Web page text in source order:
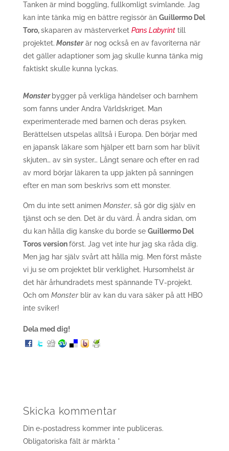
Tanken är mind boggling, fullkomligt svimlande. Jag
kan inte tänka mig en bättre regissör än Guillermo Del
Toro,skaparen av mästerverket Pans Labyrint till
projektet. Monsterär nog också en av favoriterna när
det gäller adaptioner som jag skulle kunna tänka mig
faktiskt skulle kunna lyckas.
Monster bygger på verkliga händelser och barnhem
som fanns under Andra Världskriget. Man
experimenterade med barnen och deras psyken.
Berättelsen utspelas alltså i Europa. Den börjar med
en japansk läkare som hjälper ett barn som har blivit
skjuten… av sin syster… Långt senare och efter en rad
av mord börjar läkaren ta upp jakten på sanningen
efter en man som beskrivs som ett monster.
Om du inte sett animen Monster, så gör dig själv en
tjänst och se den. Det är du värd. Å andra sidan, om
du kan hålla dig kanske du borde se Guillermo Del
Toros versionförst. Jag vet inte hur jag ska råda dig.
Men jag har själv svårt att hålla mig. Men först måste
vi ju se om projektet blir verklighet. Hursomhelst är
det här århundradets mest spännande TV-projekt.
Och om Monsterblir av kan du vara säker på att HBO
inte sviker!
Dela med dig!
Skicka kommentar
Din e-postadress kommer inte publiceras.
Obligatoriska fält är märkta *